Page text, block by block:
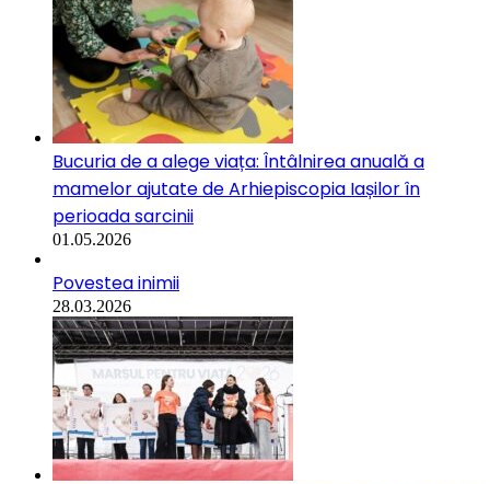
Bucuria de a alege viața: Întâlnirea anuală a
mamelor ajutate de Arhiepiscopia Iașilor în
perioada sarcinii
01.05.2026
Povestea inimii
28.03.2026